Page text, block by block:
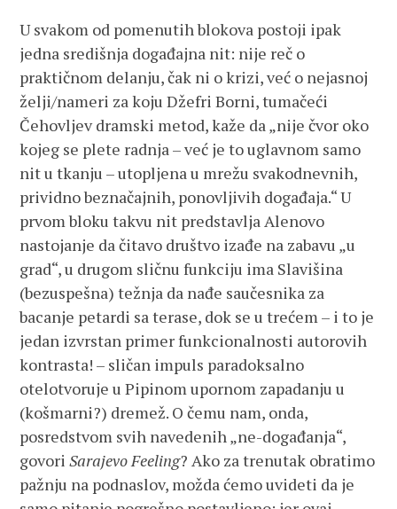
U svakom od pomenutih blokova postoji ipak
jedna središnja događajna nit: nije reč o
praktičnom delanju, čak ni o krizi, već o nejasnoj
želji/nameri za koju Džefri Borni, tumačeći
Čehovljev dramski metod, kaže da „nije čvor oko
kojeg se plete radnja – već je to uglavnom samo
nit u tkanju – utopljena u mrežu svakodnevnih,
prividno beznačajnih, ponovljivih događaja.“ U
prvom bloku takvu nit predstavlja Alenovo
nastojanje da čitavo društvo izađe na zabavu „u
grad“, u drugom sličnu funkciju ima Slavišina
(bezuspešna) težnja da nađe saučesnika za
bacanje petardi sa terase, dok se u trećem – i to je
jedan izvrstan primer funkcionalnosti autorovih
kontrasta! – sličan impuls paradoksalno
otelotvoruje u Pipinom upornom zapadanju u
(košmarni?) dremež. O čemu nam, onda,
posredstvom svih navedenih „ne-događanja“,
govoriSarajevo Feeling? Ako za trenutak obratimo
pažnju na podnaslov, možda ćemo uvideti da je